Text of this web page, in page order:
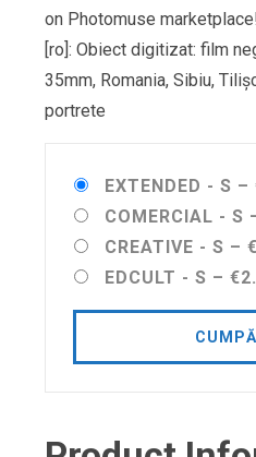
on Photomuse
[ro]: Obiect digitizat: film
35mm, Romania, Sibiu,
portrete
EXTENDED - S –
COMERCIAL - S
CREATIVE - S –
EDCULT - S –